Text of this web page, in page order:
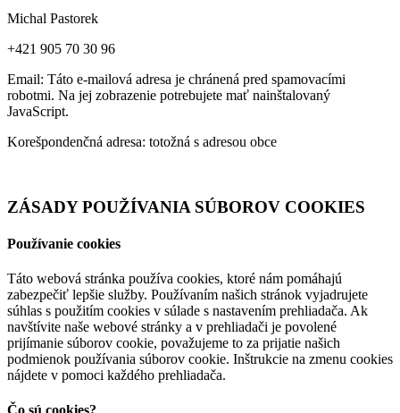
Michal Pastorek
+421 905 70 30 96
Email: Táto e-mailová adresa je chránená pred spamovacími
robotmi. Na jej zobrazenie potrebujete mať nainštalovaný
JavaScript.
Korešpondenčná adresa: totožná s adresou obce
ZÁSADY POUŽÍVANIA SÚBOROV COOKIES
Používanie cookies
Táto webová stránka používa cookies, ktoré nám pomáhajú
zabezpečiť lepšie služby. Používaním našich stránok vyjadrujete
súhlas s použitím cookies v súlade s nastavením prehliadača. Ak
navštívite naše webové stránky a v prehliadači je povolené
prijímanie súborov cookie, považujeme to za prijatie našich
podmienok používania súborov cookie. Inštrukcie na zmenu cookies
nájdete v pomoci každého prehliadača.